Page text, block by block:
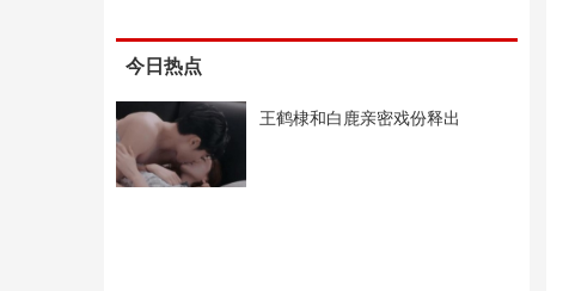
今日热点
王鹤棣和白鹿亲密戏份释出